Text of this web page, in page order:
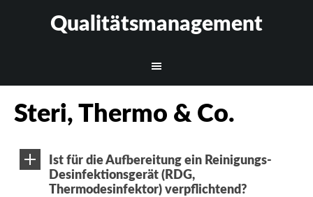
Qualitätsmanagement
Steri, Thermo & Co.
Ist für die Aufbereitung ein Reinigungs-
Desinfektionsgerät (RDG,
Thermodesinfektor) verpflichtend?